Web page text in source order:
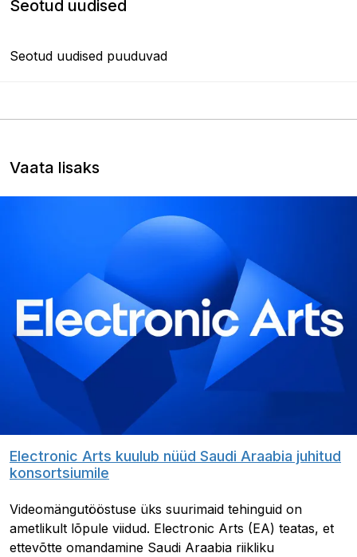
Seotud uudised
Seotud uudised puuduvad
Vaata lisaks
Electronic Arts kuulub nüüd Saudi Araabia juhitud
konsortsiumile
Videomängutööstuse üks suurimaid tehinguid on
ametlikult lõpule viidud. Electronic Arts (EA) teatas, et
ettevõtte omandamine Saudi Araabia riikliku